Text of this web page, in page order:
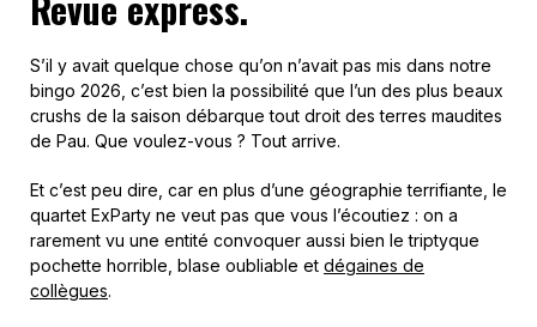
S’il y avait quelque chose qu’on n’avait pas mis dans notre
bingo 2026, c’est bien la possibilité que l’un des plus beaux
crushs de la saison débarque tout droit des terres maudites
de Pau. Que voulez-vous ? Tout arrive.
Et c’est peu dire, car en plus d’une géographie terrifiante, le
quartet ExParty ne veut pas que vous l’écoutiez : on a
rarement vu une entité convoquer aussi bien le triptyque
pochette horrible, blase oubliable et dégaines de
collègues.